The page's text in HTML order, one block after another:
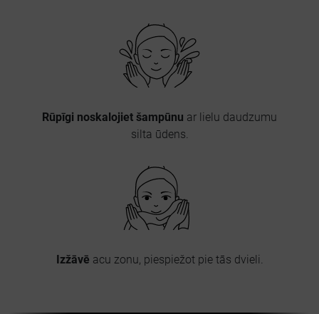
Rūpīgi noskalojiet šampūnu ar lielu daudzumu
silta ūdens.
Izžāvē acu zonu, piespiežot pie tās dvieli.